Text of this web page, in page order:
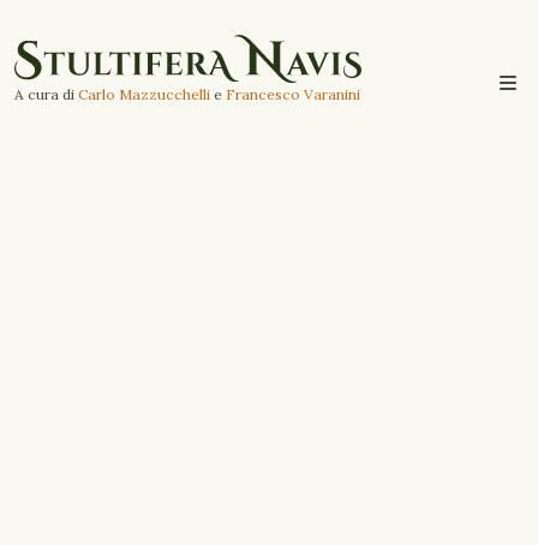
A cura di Carlo Mazzucchelli e Francesco Varanini